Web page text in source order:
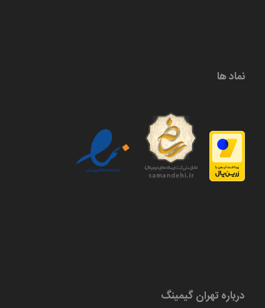
نماد ها
درباره تهران گیمینگ